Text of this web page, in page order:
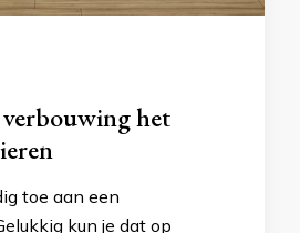
het
toe aan een
kun je dat op